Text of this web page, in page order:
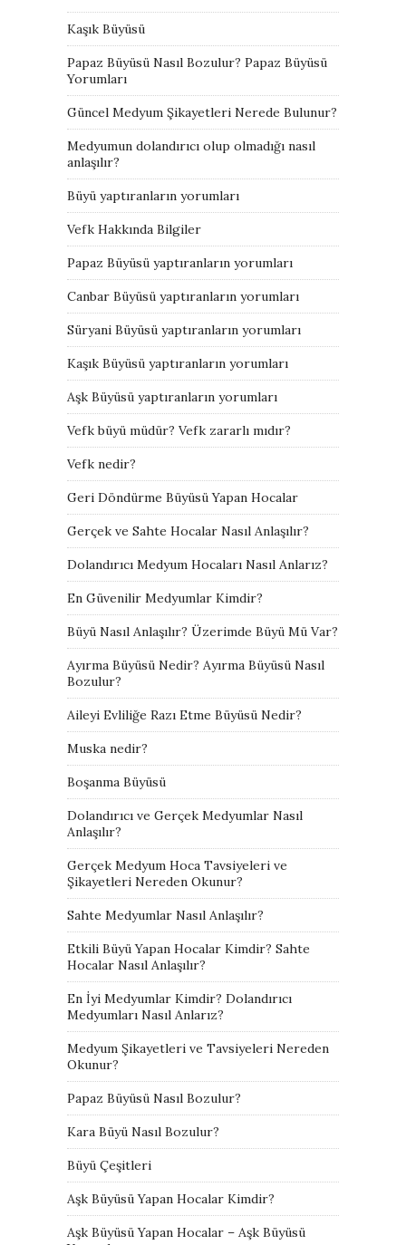
Kaşık Büyüsü
Papaz Büyüsü Nasıl Bozulur? Papaz Büyüsü
Yorumları
Güncel Medyum Şikayetleri Nerede Bulunur?
Medyumun dolandırıcı olup olmadığı nasıl
anlaşılır?
Büyü yaptıranların yorumları
Vefk Hakkında Bilgiler
Papaz Büyüsü yaptıranların yorumları
Canbar Büyüsü yaptıranların yorumları
Süryani Büyüsü yaptıranların yorumları
Kaşık Büyüsü yaptıranların yorumları
Aşk Büyüsü yaptıranların yorumları
Vefk büyü müdür? Vefk zararlı mıdır?
Vefk nedir?
Geri Döndürme Büyüsü Yapan Hocalar
Gerçek ve Sahte Hocalar Nasıl Anlaşılır?
Dolandırıcı Medyum Hocaları Nasıl Anlarız?
En Güvenilir Medyumlar Kimdir?
Büyü Nasıl Anlaşılır? Üzerimde Büyü Mü Var?
Ayırma Büyüsü Nedir? Ayırma Büyüsü Nasıl
Bozulur?
Aileyi Evliliğe Razı Etme Büyüsü Nedir?
Muska nedir?
Boşanma Büyüsü
Dolandırıcı ve Gerçek Medyumlar Nasıl
Anlaşılır?
Gerçek Medyum Hoca Tavsiyeleri ve
Şikayetleri Nereden Okunur?
Sahte Medyumlar Nasıl Anlaşılır?
Etkili Büyü Yapan Hocalar Kimdir? Sahte
Hocalar Nasıl Anlaşılır?
En İyi Medyumlar Kimdir? Dolandırıcı
Medyumları Nasıl Anlarız?
Medyum Şikayetleri ve Tavsiyeleri Nereden
Okunur?
Papaz Büyüsü Nasıl Bozulur?
Kara Büyü Nasıl Bozulur?
Büyü Çeşitleri
Aşk Büyüsü Yapan Hocalar Kimdir?
Aşk Büyüsü Yapan Hocalar – Aşk Büyüsü